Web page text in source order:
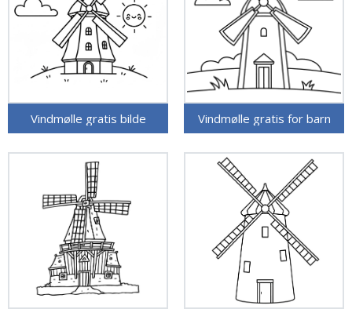
Vindmølle gratis bilde Vindmølle gratis for barn